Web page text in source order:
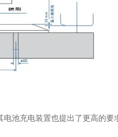
池充电装置也提出了更高的要